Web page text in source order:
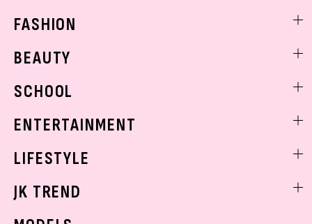
FASHION
着回し
BEAUTY
ベストコスメ
ボディケア
SCHOOL
学校ヘアメイク
ENTERTAINMENT
K-POP
LIFESTYLE
JK TREND